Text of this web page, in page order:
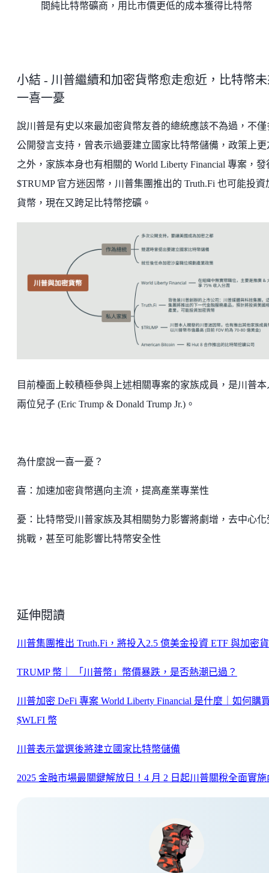
間純比特幣礦商，用比市價更低的成本獲得比特幣
小結 - 川普繼續和加密貨幣愈走愈近，比特幣
一喜一憂
說川普是有史以來最加密貨幣友善的總統應該不為過，不僅
公開發言支持，曾表示過要建立國家比特幣儲備，政策上更
之外，家族本身也有相關的 World Liberty Financial 專案，發
$TRUMP 官方迷因幣，川普集團推出的 Truth.Fi 也可能投資
貨幣，現在又跨足比特幣挖礦。
目前檯面上較積極參與上述相關專案的家族成員，是川普本
兩位兒子 (Eric Trump & Donald Trump Jr.)。
為什麼說一喜一憂？
喜：加速加密貨幣邁向主流，提高產業專業性
憂：比特幣受川普家族及其相關勢力影響將劇增，去中心化
挑戰，甚至可能影響比特幣安全性
延伸閱讀
川普集團推出 Truth.Fi，將投入2.5 億美金投資 ETF 與加密
TRUMP 幣｜ 「川普幣」幣價暴跌，是否熱潮已過？
川普加密 DeFi 專案 World Liberty Financial 是什麼｜如何購
$WLFI 幣
川普表示當選後將建立國家比特幣儲備
2025 金融市場最關鍵解放日！4 月 2 日起川普關稅全面實施